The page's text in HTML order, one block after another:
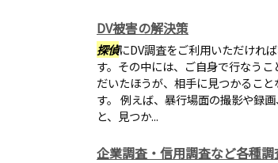
DV被害の解決策
探偵にDV調査をご利用いただければ
す。その中には、ご自身で行なうこ
だいたほうが、相手に見つかるこ
す。 例えば、暴行場面の撮影や録
と、見つか...
企業調査・信用調査など各種調